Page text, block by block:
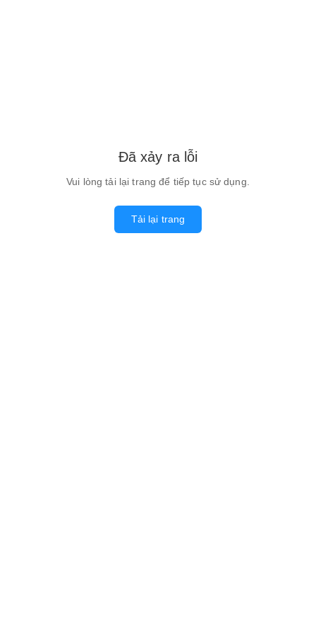
Đã xảy ra lỗi
Vui lòng tải lại trang để tiếp tục sử dụng.
Tải lại trang